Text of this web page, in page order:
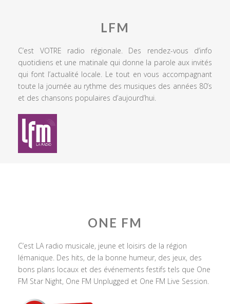
LFM
C’est VOTRE radio régionale. Des rendez-vous d’info
quotidiens et une matinale qui donne la parole aux invités
qui font l’actualité locale. Le tout en vous accompagnant
toute la journée au rythme des musiques des années 80’s
et des chansons populaires d’aujourd’hui.
ONE FM
C’est LA radio musicale, jeune et loisirs de la région
lémanique. Des hits, de la bonne humeur, des jeux, des
bons plans locaux et des événements festifs tels que One
FM Star Night, One FM Unplugged et One FM Live Session.